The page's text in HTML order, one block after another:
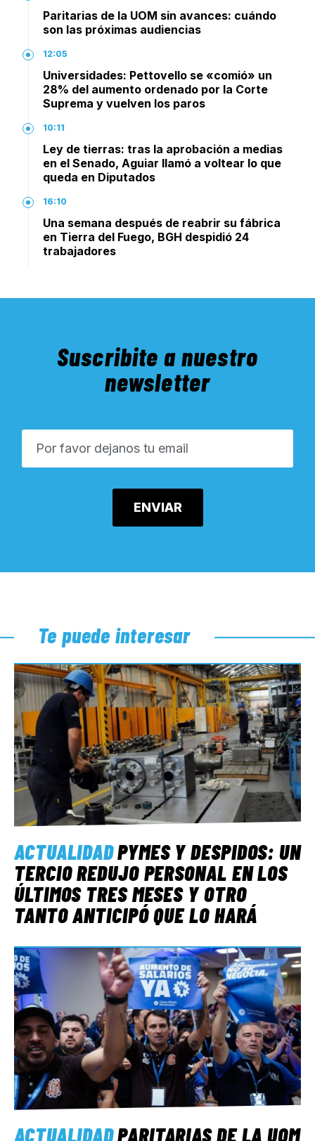
Paritarias de la UOM sin avances: cuándo
son las próximas audiencias
12:05
Universidades: Pettovello se «comió» un
28% del aumento ordenado por la Corte
Suprema y vuelven los paros
10:11
Ley de tierras: tras la aprobación a medias
en el Senado, Aguiar llamó a voltear lo que
queda en Diputados
16:10
Una semana después de reabrir su fábrica
en Tierra del Fuego, BGH despidió 24
trabajadores
Suscribite a nuestro
newsletter
Te puede interesar
ACTUALIDADPYMES Y DESPIDOS: UN
TERCIO REDUJO PERSONAL EN LOS
ÚLTIMOS TRES MESES Y OTRO
TANTO ANTICIPÓ QUE LO HARÁ
ACTUALIDADPARITARIAS DE LA UOM